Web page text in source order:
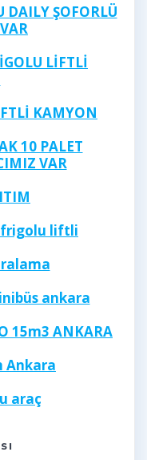
DAILY ŞOFORLÜ
LİFTLİ
KAMYON
10 PALET
VAR
frigolu liftli
ankara
15m3 ANKARA
Ankara
araç